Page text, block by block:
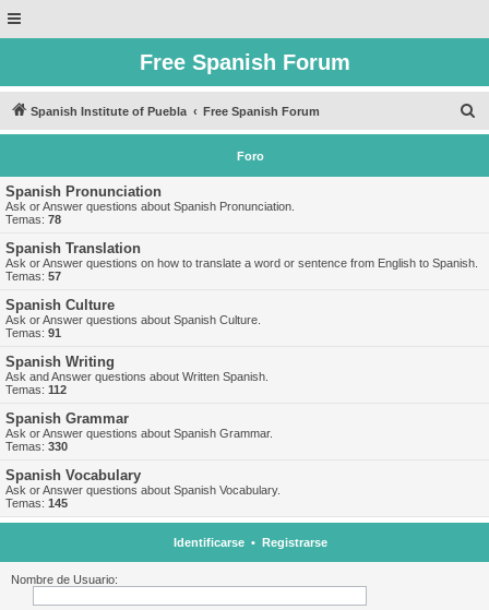
Free Spanish Forum
Spanish Institute of Puebla Free Spanish Forum
u
Foro
Spanish Pronunciation
Ask or Answer questions about Spanish Pronunciation.
Temas: 78
Spanish Translation
Ask or Answer questions on how to translate a word or sentence from English to Spanish.
Temas: 57
Spanish Culture
Ask or Answer questions about Spanish Culture.
Temas: 91
Spanish Writing
Ask and Answer questions about Written Spanish.
Temas: 112
Spanish Grammar
Ask or Answer questions about Spanish Grammar.
Temas: 330
Spanish Vocabulary
Ask or Answer questions about Spanish Vocabulary.
Temas: 145
Identificarse• Registrarse
Nombre de Usuario: